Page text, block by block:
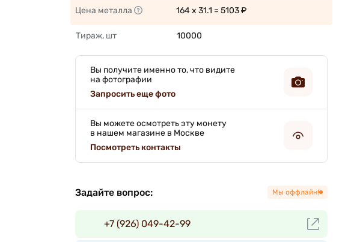
Цена металла 164 x 31.1 = 5103 ₽
Тираж, шт 10000
Вы получите именно то, что видите
на фотографии
Запросить еще фото
Вы можете осмотреть эту монету
в нашем магазине в Москве
Посмотреть контакты
Задайте вопрос: Мы оффлайн!
+7 (926) 049-42-99